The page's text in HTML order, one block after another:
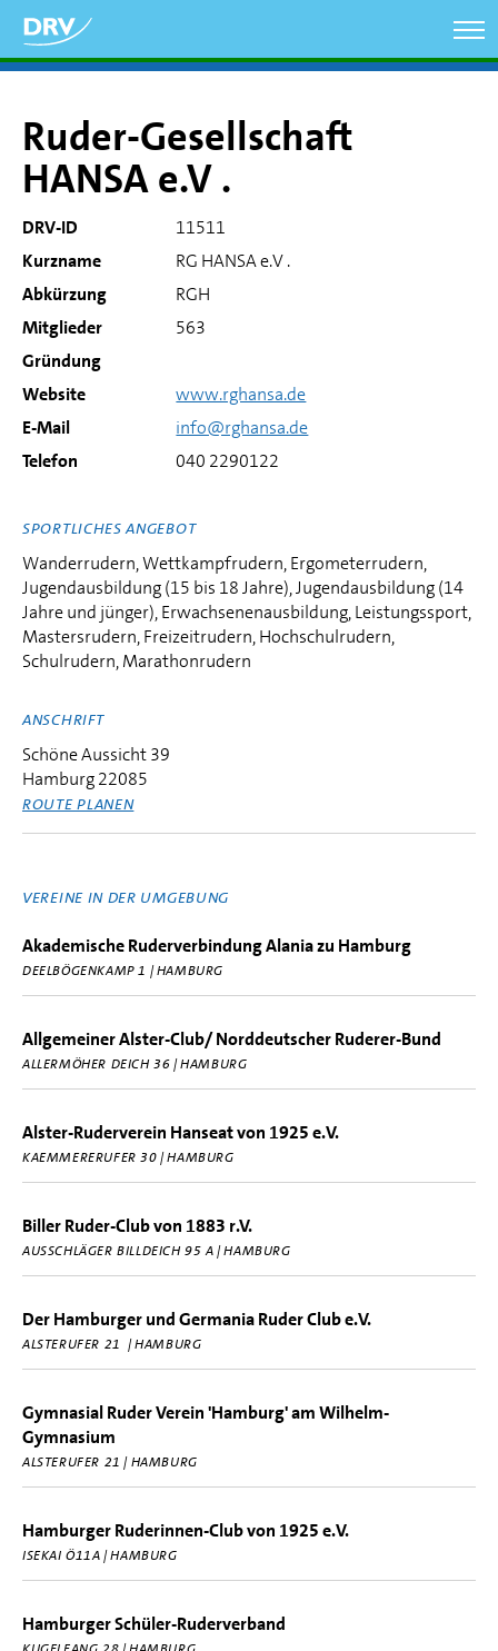
zum
Inhalt
Ruder-Gesellschaft
HANSA e.V .
DRV-ID
11511
Kurzname
RG HANSA e.V .
Abkürzung
RGH
Mitglieder
563
Gründung
Website
www.rghansa.de
E-Mail
info@rghansa.de
Telefon
040 2290122
SPORTLICHES ANGEBOT
Wanderrudern, Wettkampfrudern, Ergometerrudern,
Jugendausbildung (15 bis 18 Jahre), Jugendausbildung (14
Jahre und jünger), Erwachsenenausbildung, Leistungssport,
Mastersrudern, Freizeitrudern, Hochschulrudern,
Schulrudern, Marathonrudern
ANSCHRIFT
Schöne Aussicht 39
Hamburg 22085
ROUTE PLANEN
VEREINE IN DER UMGEBUNG
Akademische Ruderverbindung Alania zu Hamburg
DEELBÖGENKAMP 1 | HAMBURG
Allgemeiner Alster-Club/ Norddeutscher Ruderer-Bund
ALLERMÖHER DEICH 36 | HAMBURG
Alster-Ruderverein Hanseat von 1925 e.V.
KAEMMERERUFER 30 | HAMBURG
Biller Ruder-Club von 1883 r.V.
AUSSCHLÄGER BILLDEICH 95 A | HAMBURG
Der Hamburger und Germania Ruder Club e.V.
ALSTERUFER 21 | HAMBURG
Gymnasial Ruder Verein 'Hamburg' am Wilhelm-
Gymnasium
ALSTERUFER 21 | HAMBURG
Hamburger Ruderinnen-Club von 1925 e.V.
ISEKAI Ö11A | HAMBURG
Hamburger Schüler-Ruderverband